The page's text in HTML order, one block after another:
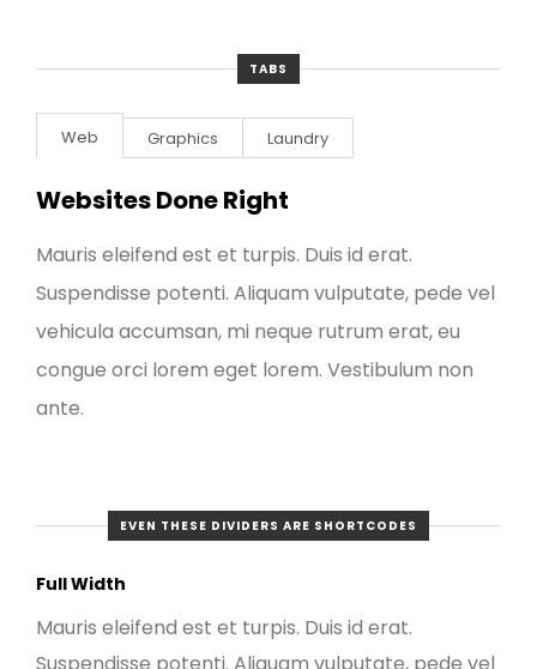
TABS
Web Graphics Laundry
Websites Done Right
Mauris eleifend est et turpis. Duis id erat.
Suspendisse potenti. Aliquam vulputate, pede vel
vehicula accumsan, mi neque rutrum erat, eu
congue orci lorem eget lorem. Vestibulum non
ante.
EVEN THESE DIVIDERS ARE SHORTCODES
Full Width
Mauris eleifend est et turpis. Duis id erat.